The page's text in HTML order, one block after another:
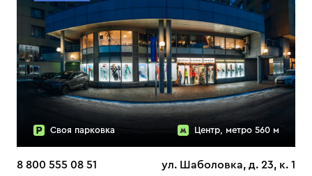
Своя парковка Центр, метро 560 м
8 800 555 08 51 ул. Шаболовка, д. 23, к. 1